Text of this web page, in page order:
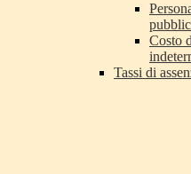
Costo
Tassi di